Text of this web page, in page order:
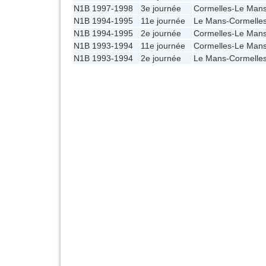
N1B 1997-1998
3e journée Cormelles-Le
N1B 1994-1995
11e journée Le Mans-
N1B 1994-1995
2e journée Cormelles-Le
N1B 1993-1994
11e journée Cormelles-Le
N1B 1993-1994
2e journée Le Mans-